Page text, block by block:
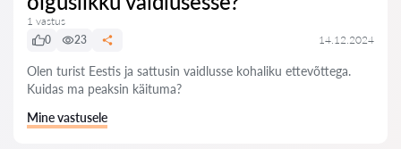
1 vastus
0
23 14.12.2024
Olen turist Eestis ja sattusin vaidlusse kohaliku ettevõttega.
Kuidas ma peaksin käituma?
Mine vastusele